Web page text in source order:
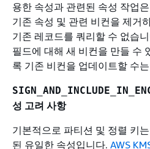
용한 속성과 관련된 속성 작업
기존 속성 및 관련 비컨을 제거
기존 레코드를 쿼리할 수 없습
필드에 대해 새 비컨을 만들 수
록 기존 비컨을 업데이트할 수
성 고려 사항
기본적으로 파티션 및 정렬 키
된 유일한 속성입니다. AWS